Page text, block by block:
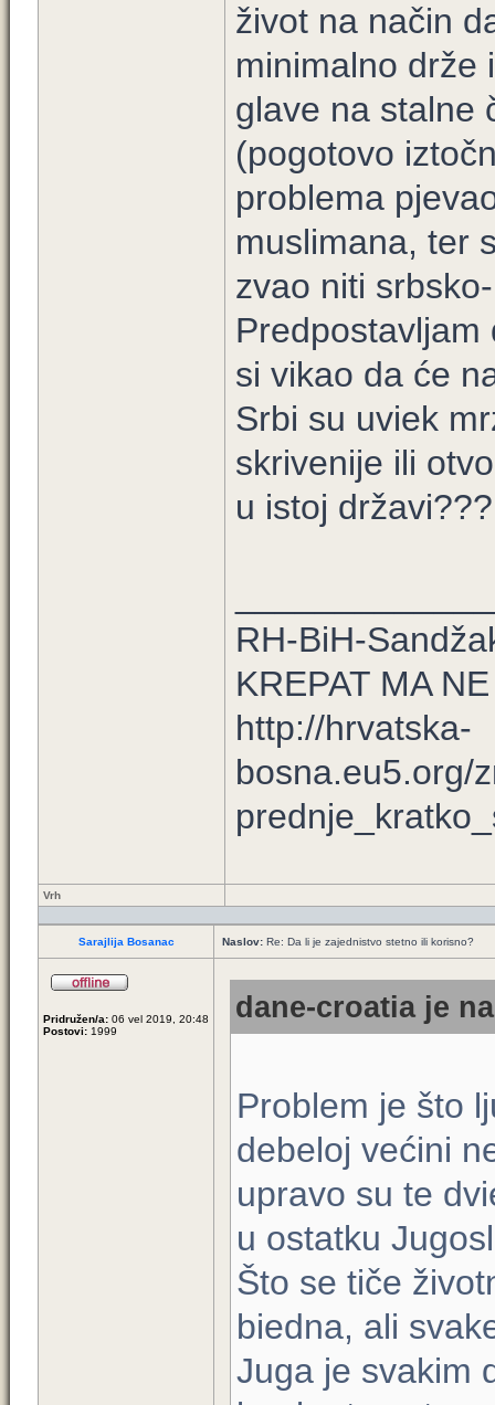
život na način
minimalno drže
glave na stalne
(pogotovo
problema
muslimana, ter
zvao niti
si vikao da će
Srbi su uviek
skrivenije ili
u istoj državi???
RH-BiH-
KREPAT MA
http://hrvatska-
bosna.eu5.org/
Vrh
Sarajlija Bosanac Naslov: Re: Da li je zajednistvo stetno ili korisno?
Pridružen/a: 06 vel 2019, 20:48
Postovi: 1999
dane-croatia je
Problem je što
debeloj većini
upravo su te
u ostatku
Što se tiče
biedna, ali
Juga je svakim